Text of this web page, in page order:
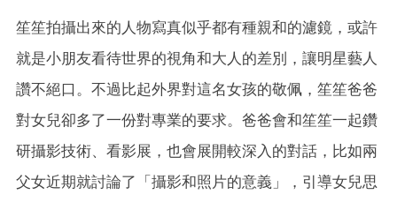
笙笙拍攝出來的人物寫真似乎都有種親和的濾鏡，或許
就是小朋友看待世界的視角和大人的差別，讓明星藝人
讚不絕口。不過比起外界對這名女孩的敬佩，笙笙爸爸
對女兒卻多了一份對專業的要求。爸爸會和笙笙一起鑽
研攝影技術、看影展，也會展開較深入的對話，比如兩
父女近期就討論了「攝影和照片的意義」，引導女兒思